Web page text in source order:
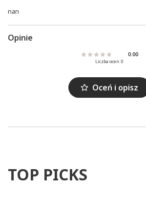
nan
Opinie
0.00
Liczba ocen: 0
Oceń i opisz
TOP PICKS